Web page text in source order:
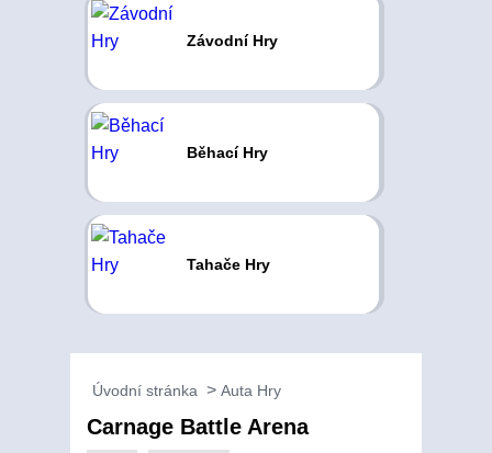
Závodní Hry
Běhací Hry
Tahače Hry
Úvodní stránka Auta Hry
Carnage Battle Arena